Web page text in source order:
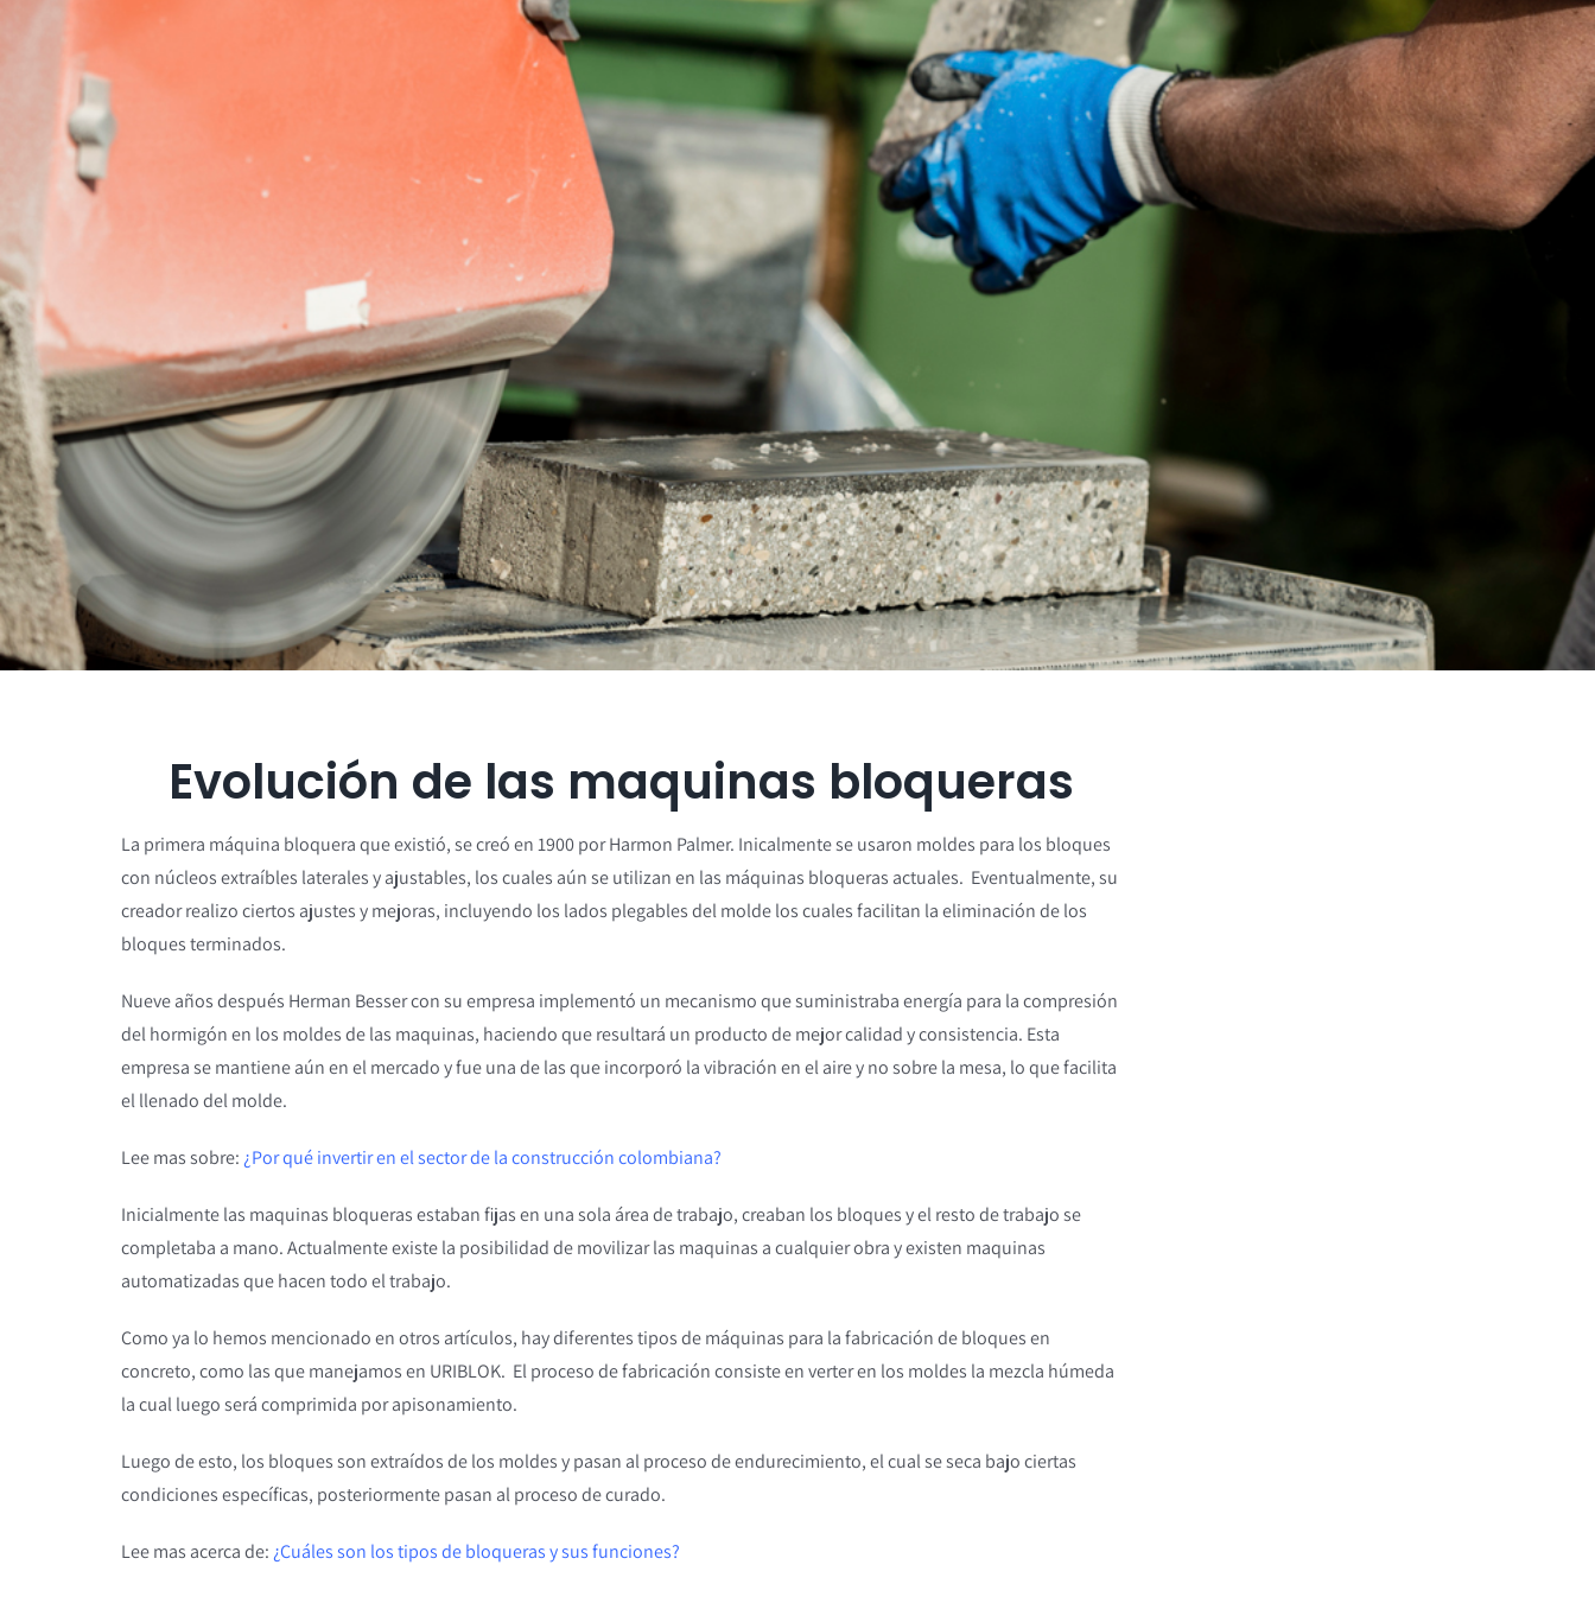
Evolución de las maquinas bloqueras
La primera máquina bloquera que existió, se creó en 1900 por Harmon Palmer. Inicalmente se usaron moldes para los bloques
con núcleos extraíbles laterales y ajustables, los cuales aún se utilizan en las máquinas bloqueras actuales. Eventualmente, su
creador realizo ciertos ajustes y mejoras, incluyendo los lados plegables del molde los cuales facilitan la eliminación de los
bloques terminados.
Nueve años después Herman Besser con su empresa implementó un mecanismo que suministraba energía para la compresión
del hormigón en los moldes de las maquinas, haciendo que resultará un producto de mejor calidad y consistencia. Esta
empresa se mantiene aún en el mercado y fue una de las que incorporó la vibración en el aire y no sobre la mesa, lo que facilita
el llenado del molde.
Lee mas sobre: ¿Por qué invertir en el sector de la construcción colombiana?
Inicialmente las maquinas bloqueras estaban fijas en una sola área de trabajo, creaban los bloques y el resto de trabajo se
completaba a mano. Actualmente existe la posibilidad de movilizar las maquinas a cualquier obra y existen maquinas
automatizadas que hacen todo el trabajo.
Como ya lo hemos mencionado en otros artículos, hay diferentes tipos de máquinas para la fabricación de bloques en
concreto, como las que manejamos en URIBLOK. El proceso de fabricación consiste en verter en los moldes la mezcla húmeda
la cual luego será comprimida por apisonamiento.
Luego de esto, los bloques son extraídos de los moldes y pasan al proceso de endurecimiento, el cual se seca bajo ciertas
condiciones específicas, posteriormente pasan al proceso de curado.
Lee mas acerca de: ¿Cuáles son los tipos de bloqueras y sus funciones?